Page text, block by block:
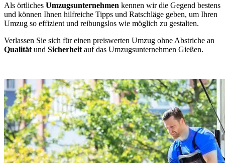
Als örtliches Umzugsunternehmen kennen wir die Gegend bestens
und können Ihnen hilfreiche Tipps und Ratschläge geben, um Ihren
Umzug so effizient und reibungslos wie möglich zu gestalten.
Verlassen Sie sich für einen preiswerten Umzug ohne Abstriche an
Qualität und Sicherheit auf das Umzugsunternehmen Gießen.